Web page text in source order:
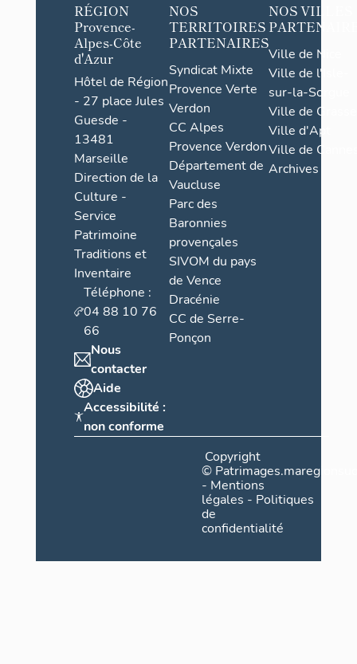
RÉGION
Provence-
Alpes-Côte
d'Azur
Hôtel de Région
- 27 place Jules
Guesde -
13481
Marseille
Direction de la
Culture -
Service
Patrimoine
Traditions et
Inventaire
Téléphone :
04 88 10 76
66
Nous
contacter
Aide
Accessibilité :
non conforme
NOS
TERRITOIRES
PARTENAIRES
Syndicat Mixte
Provence Verte
Verdon
CC Alpes
Provence Verdon
Département de
Vaucluse
Parc des
Baronnies
provençales
SIVOM du pays
de Vence
Dracénie
CC de Serre-
Ponçon
NOS VILLES
Ville de Nice
Ville de l'Isle-
sur-la-Sorgue
Ville de Grasse
Ville d'Apt
Ville de
Archives
Copyright
©
- Mentions
légales - Politiques
de
confidentialité